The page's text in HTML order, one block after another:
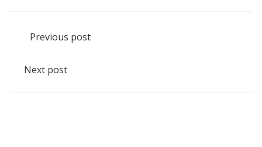
Previous post
Next post